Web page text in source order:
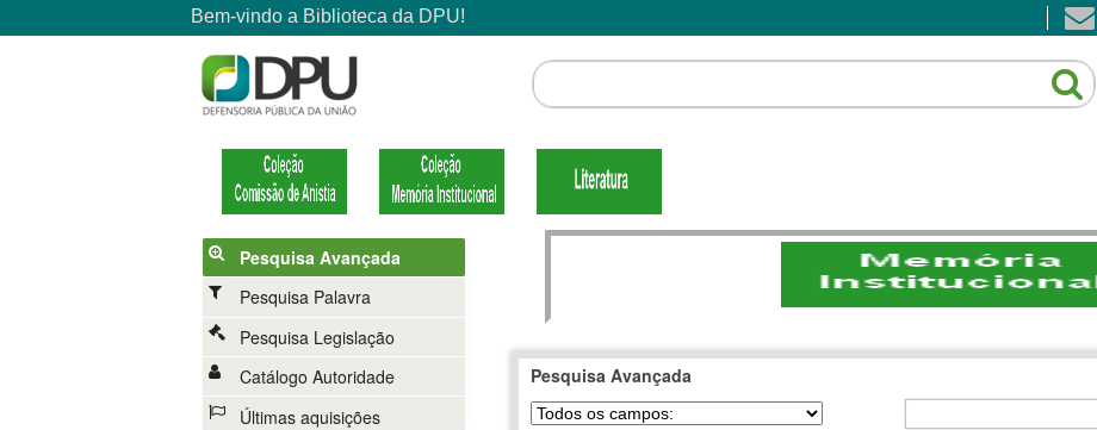
Pesquisa Avançada
Pesquisa Palavra
Pesquisa Legislação
Catálogo Autoridade
Últimas aquisições
Pesquisa Avançada